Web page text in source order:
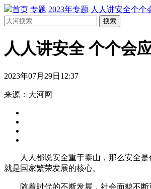
首页 专题 2023年专题 人人讲安全个个
搜索
人人讲安全 个个会
2023年07月29日12:37
来源：大河网
人人都说安全重于泰山，那么安全是
就是国家繁荣发展的核心。
随着时代的不断发展，社会面貌不断